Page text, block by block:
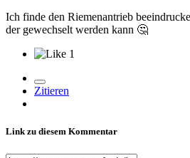
Ich finde den Riemenantrieb
der gewechselt werden kann 🤔
1
Zitieren
Link zu diesem Kommentar